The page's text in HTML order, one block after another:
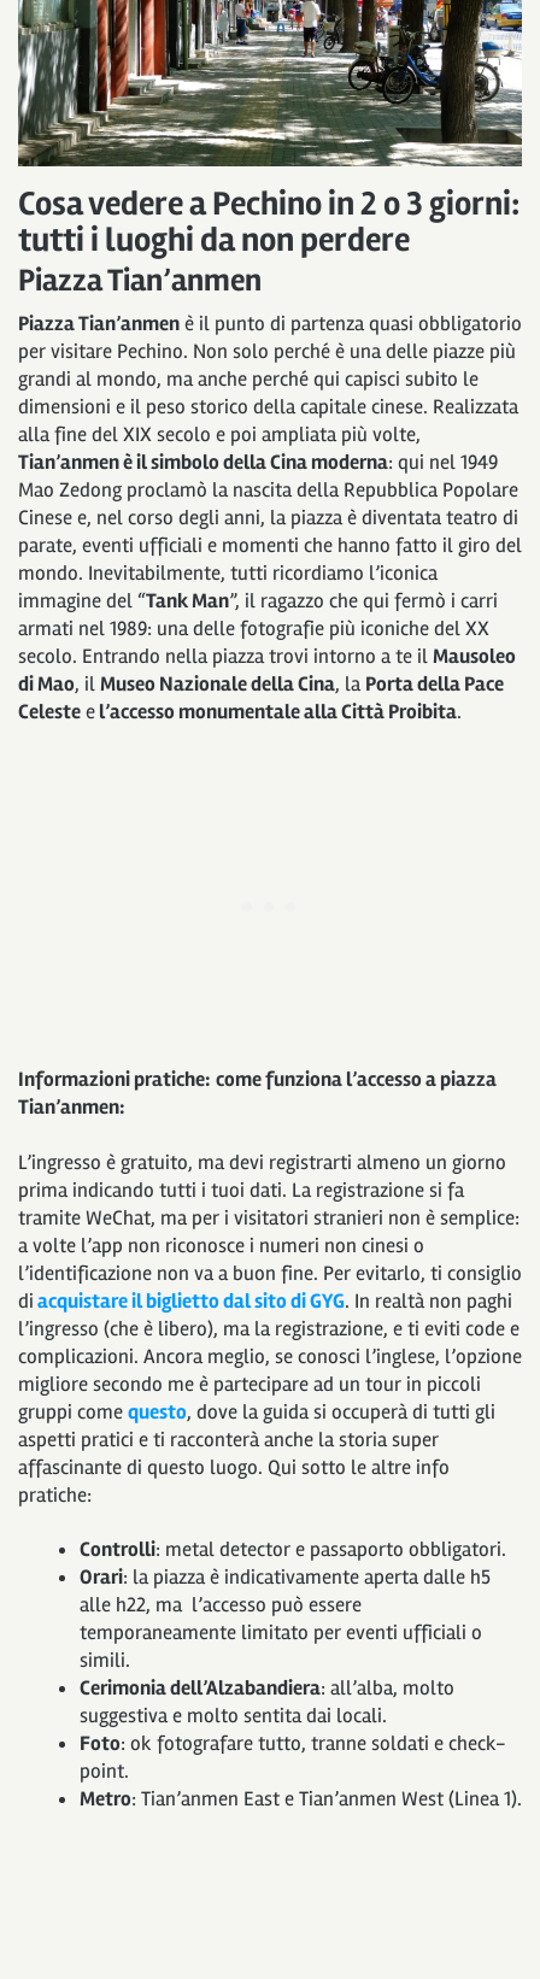
Cosa vedere a Pechino in 2 o 3 giorni:
tutti i luoghi da non perdere
Piazza Tian’anmen
Piazza Tian’anmenè il punto di partenza quasi obbligatorio
per visitare Pechino. Non solo perché è una delle piazze più
grandi al mondo, ma anche perché qui capisci subito le
dimensioni e il peso storico della capitale cinese. Realizzata
alla fine del XIX secolo e poi ampliata più volte,
Tian’anmen è il simbolo della Cina moderna: qui nel 1949
Mao Zedong proclamò la nascita della Repubblica Popolare
Cinese e, nel corso degli anni, la piazza è diventata teatro di
parate, eventi ufficiali e momenti che hanno fatto il giro del
mondo. Inevitabilmente, tutti ricordiamo l’iconica
immagine del “Tank Man”, il ragazzo che qui fermò i carri
armati nel 1989: una delle fotografie più iconiche del XX
secolo. Entrando nella piazza trovi intorno a te ilMausoleo
di Mao, ilMuseo Nazionale della Cina, laPorta della Pace
Celesteel’accesso monumentale alla Città Proibita.
Informazioni pratiche: come funziona l’accesso a piazza
Tian’anmen:
L’ingresso è gratuito, ma devi registrarti almeno un giorno
prima indicando tutti i tuoi dati. La registrazione si fa
tramite WeChat, ma per i visitatori stranieri non è semplice:
a volte l’app non riconosce i numeri non cinesi o
l’identificazione non va a buon fine. Per evitarlo, ti consiglio
diacquistare il biglietto dal sito di GYG. In realtà non paghi
l’ingresso (che è libero), ma la registrazione, e ti eviti code e
complicazioni. Ancora meglio, se conosci l’inglese, l’opzione
migliore secondo me è partecipare ad un tour in piccoli
gruppi comequesto, dove la guida si occuperà di tutti gli
aspetti pratici e ti racconterà anche la storia super
affascinante di questo luogo. Qui sotto le altre info
pratiche:
Controlli: metal detector e passaporto obbligatori.
Orari: la piazza è indicativamente aperta dalle h5
alle h22, ma l’accesso può essere
temporaneamente limitato per eventi ufficiali o
simili.
Cerimonia dell’Alzabandiera: all’alba, molto
suggestiva e molto sentita dai locali.
Foto: ok fotografare tutto, tranne soldati e check-
point.
Metro: Tian’anmen East e Tian’anmen West (Linea 1).